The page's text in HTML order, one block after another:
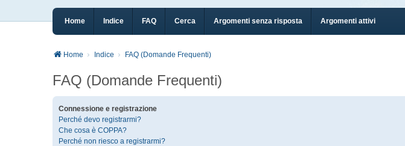
Home Indice FAQ Cerca Argomenti senza risposta Argomenti attivi
Home Indice FAQ (Domande Frequenti)
FAQ (Domande Frequenti)
Connessione e registrazione
Perché devo registrarmi?
Che cosa è COPPA?
Perché non riesco a registrarmi?